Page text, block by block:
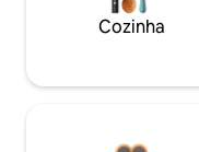
Cozinha